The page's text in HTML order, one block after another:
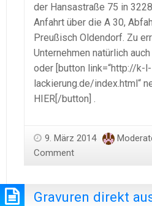
der Hansastraße 75 in
Anfahrt über die A 30,
Preußisch Oldendorf. Zu
Unternehmen natürlich
oder [button link=“http://k-l-
lackierung.de/index.html“
HIER[/button] .
9. März 2014
Comment
Gravuren direkt